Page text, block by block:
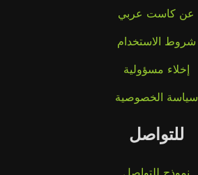
عن كاست عربي
شروط الاستخدام
إخلاء مسؤولية
سياسة الخصوصية
للتواصل
نموذج للتواصل